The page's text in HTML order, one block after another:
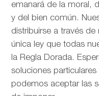
emanará de la moral,
y del bien común.
distribuirse a través
única ley que todas
la Regla Dorada.
soluciones
podemos aceptar las